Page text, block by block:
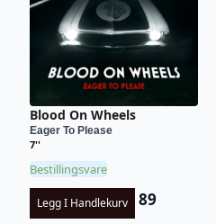
Blood On Wheels
Eager To Please
7''
Bestillingsvare
Legg I Handlekurv 89